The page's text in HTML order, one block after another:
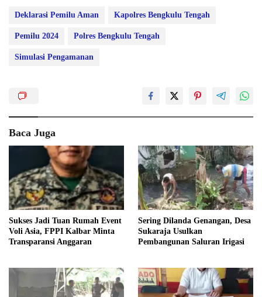
Deklarasi Pemilu Aman Kapolres Bengkulu Tengah
Pemilu 2024 Polres Bengkulu Tengah
Simulasi Pengamanan
Baca Juga
Sukses Jadi Tuan Rumah Event
Voli Asia, FPPI Kalbar Minta
Transparansi Anggaran
Sering Dilanda Genangan, Desa
Sukaraja Usulkan
Pembangunan Saluran Irigasi